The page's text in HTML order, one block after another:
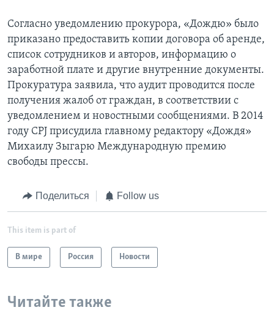
Согласно уведомлению прокурора, «Дождю» было
приказано предоставить копии договора об аренде,
список сотрудников и авторов, информацию о
заработной плате и другие внутренние документы.
Прокуратура заявила, что аудит проводится после
получения жалоб от граждан, в соответствии с
уведомлением и новостными сообщениями. В 2014
году CPJ присудила главному редактору «Дождя»
Михаилу Зыгарю Международную премию
свободы прессы.
Поделиться Follow us
This item is part of
В мире Россия Новости
Читайте также